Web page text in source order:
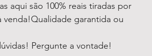
aqui são 100% reais tiradas por
garantida ou
Pergunte a vontade!